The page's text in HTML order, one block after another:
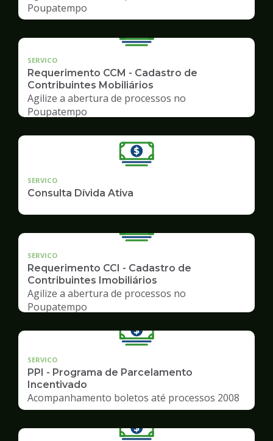
Poupatempo
SERVICO
Requerimento CCM - Cadastro de
Contribuintes Mobiliários
Agilize a abertura de processos no
Poupatempo
SERVICO
Consulta Dívida Ativa
SERVICO
Requerimento CCI - Cadastro de
Contribuintes Imobiliários
Agilize a abertura de processos no
Poupatempo
SERVICO
PPI - Programa de Parcelamento
Incentivado
Acompanhamento boletos até processos 2008